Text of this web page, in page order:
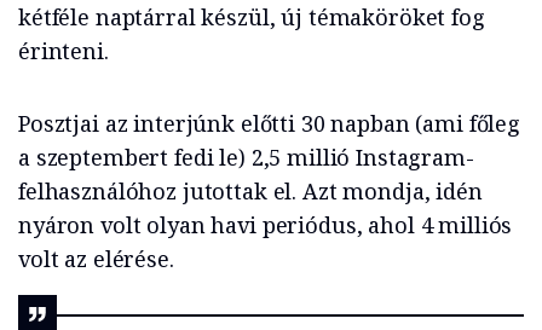
kétféle naptárral készül, új témaköröket fog
érinteni.
Posztjai az interjúnk előtti 30 napban (ami főleg
a szeptembert fedi le) 2,5 millió Instagram-
felhasználóhoz jutottak el. Azt mondja, idén
nyáron volt olyan havi periódus, ahol 4 milliós
volt az elérése.